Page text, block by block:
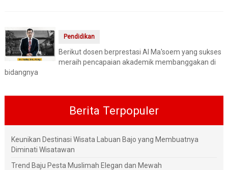
Pendidikan
Berikut dosen berprestasi Al Ma'soem yang sukses
meraih pencapaian akademik membanggakan di
bidangnya
Berita Terpopuler
Keunikan Destinasi Wisata Labuan Bajo yang Membuatnya
Diminati Wisatawan
Trend Baju Pesta Muslimah Elegan dan Mewah